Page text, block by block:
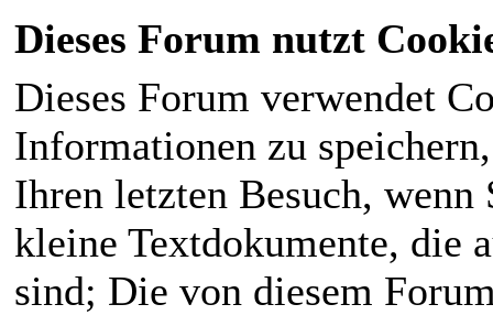
Dieses Forum nutzt
Dieses Forum verwendet
Informationen zu
Ihren letzten Besuch,
kleine Textdokumente, die
sind; Die von diesem